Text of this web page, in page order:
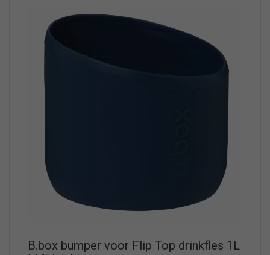
B.box bumper voor Flip Top drinkfles 1L